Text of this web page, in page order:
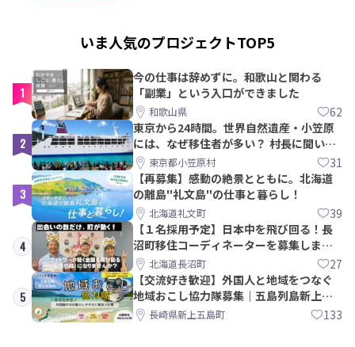
いま人気のプロジェクトTOP5
1
今の仕事は辞めずに。和歌山と関わる
「副業」という入口ができました
和歌山県 62
2
東京から24時間。世界自然遺産・小笠原
には、なぜ移住者が多い？ 村長に聞いて
みた東京都小笠原村 31
3
【再募集】感動の絶景とともに。北海道
の離島"礼文島"の仕事と暮らし！
北海道礼文町 39
4
【１名採用予定】日本中を飛び回る！長
沼町移住コーディネーターを募集しま
す！北海道長沼町 27
5
【交流好き歓迎】外国人と地域をつなぐ
地域おこし協力隊募集｜五島列島新上五
島町長崎県新上五島町 133